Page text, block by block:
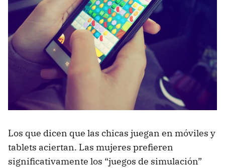
Los que dicen que las chicas juegan en móviles y
tablets aciertan. Las mujeres prefieren
significativamente los “juegos de simulación”